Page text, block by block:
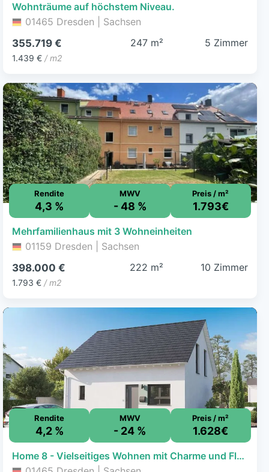
Wohnträume auf höchstem Niveau.
01465 Dresden | Sachsen
355.719 €
1.439 € / m2
247 m² 5 Zimmer
Rendite
4,3 %
MWV
- 48 %
Preis / m²
1.793€
Mehrfamilienhaus mit 3 Wohneinheiten
01159 Dresden | Sachsen
398.000 €
1.793 € / m2
222 m² 10 Zimmer
Rendite
4,2 %
MWV
- 24 %
Preis / m²
1.628€
Home 8 - Vielseitiges Wohnen mit Charme und Flexibilität